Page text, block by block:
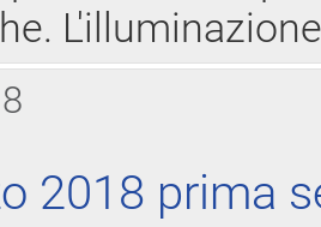
2018 prima